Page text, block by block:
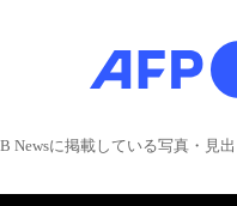
Newsに掲載している写真・見